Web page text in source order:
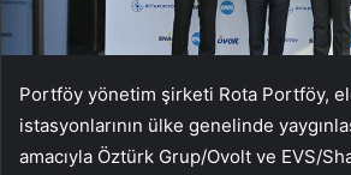
Portföy yönetim şirketi Rota Portföy,
istasyonlarının ülke genelinde
amacıyla Öztürk Grup/Ovolt ve EVS/